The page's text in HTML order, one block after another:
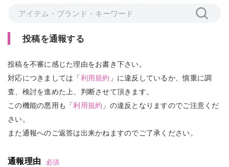
投稿を通報する
投稿を不審に感じた理由をお書き下さい。
対応につきましては「利用規約 」に違反しているか、慎重に調
査、検討を進めた上、判断させて頂きます。
この機能の悪用も「利用規約 」の違反となりますのでご注意くだ
さい。
また通報へのご返答は出来かねますのでご了承ください。
通報理由 必須